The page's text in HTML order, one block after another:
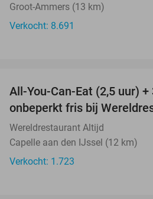
Groot-Ammers (13 km)
Verkocht: 8.691
All-You-Can-Eat (2,5 uur)
onbeperkt fris bij
Wereldrestaurant Altijd
Capelle aan den IJssel (12 km)
Verkocht: 1.723